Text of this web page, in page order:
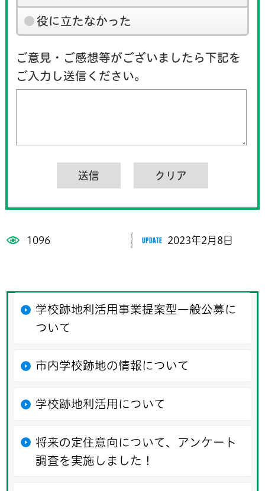
役に立たなかった
ご意見・ご感想等がございましたら下記を
ご入力し送信ください。
1096 2023年2月8日
学校跡地利活用事業提案型一般公募に
ついて
市内学校跡地の情報について
学校跡地利活用について
将来の定住意向について、アンケート
調査を実施しました！